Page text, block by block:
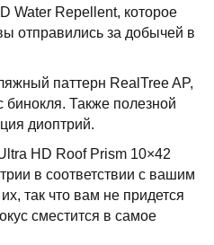
Water Repellent, которое
отправились за добычей в
паттерн RealTree AP,
бинокля. Также полезной
диоптрий.
HD Roof Prism 10×42
в соответствии с вашим
так что вам не придется
сместится в самое